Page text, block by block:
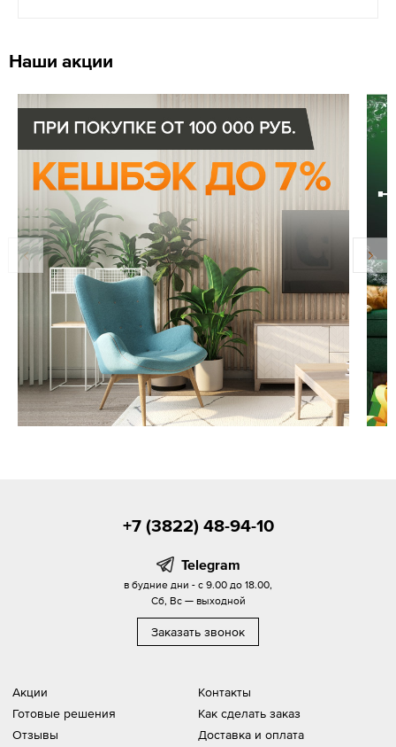
Наши акции
Акции
Готовые решения
Отзывы
Контакты
Как сделать заказ
Доставка и оплата
+7 (3822) 48-94-10
Telegram
в будние дни - с 9.00 до 18.00,
Сб, Вс — выходной
Заказать звонок